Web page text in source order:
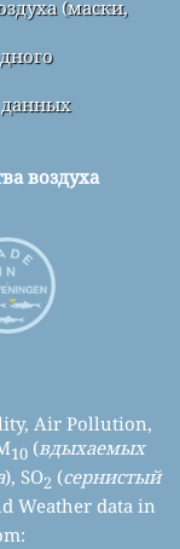
(маски,
воздуха
Air Pollution,
10(вдыхаемых
), SO2 (сернистый
Weather data in